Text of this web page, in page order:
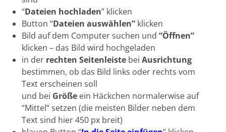
“Dateien hochladen” klicken
Button “Dateien auswählen” klicken
Bild auf dem Computer suchen und“Öffnen”
klicken – das Bild wird hochgeladen
in der rechten Seitenleiste beiAusrichtung
bestimmen, ob das Bild links oder rechts vom
Text erscheinen soll
und bei Größe ein Häckchen normalerwise auf
“Mittel” setzen (die meisten Bilder neben dem
Text sind hier 450 px breit)